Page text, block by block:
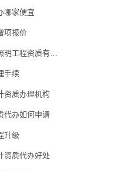
哪家便宜
项报价
闵行区办个城市及道路照明工程资质有什么好处
手续
资质办理机构
代办如何申请
升级
资质代办好处